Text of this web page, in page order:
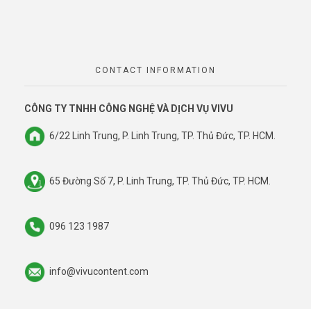
CONTACT INFORMATION
CÔNG TY TNHH CÔNG NGHỆ VÀ DỊCH VỤ VIVU
6/22 Linh Trung, P. Linh Trung, TP. Thủ Đức, TP. HCM.
65 Đường Số 7, P. Linh Trung, TP. Thủ Đức, TP. HCM.
096 123 1987
info@vivucontent.com